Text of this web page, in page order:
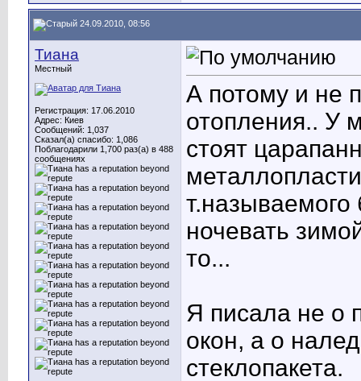
24.09.2010, 08:56
Тиана
Местный
Регистрация: 17.06.2010
Адрес: Киев
Сообщений: 1,037
Сказал(а) спасибо: 1,086
Поблагодарили 1,700 раз(а) в 488
сообщениях
А потому и не
отопления.. У
стоят
ночевать
то...
Я писала не о
окон, а о
стеклопакета.